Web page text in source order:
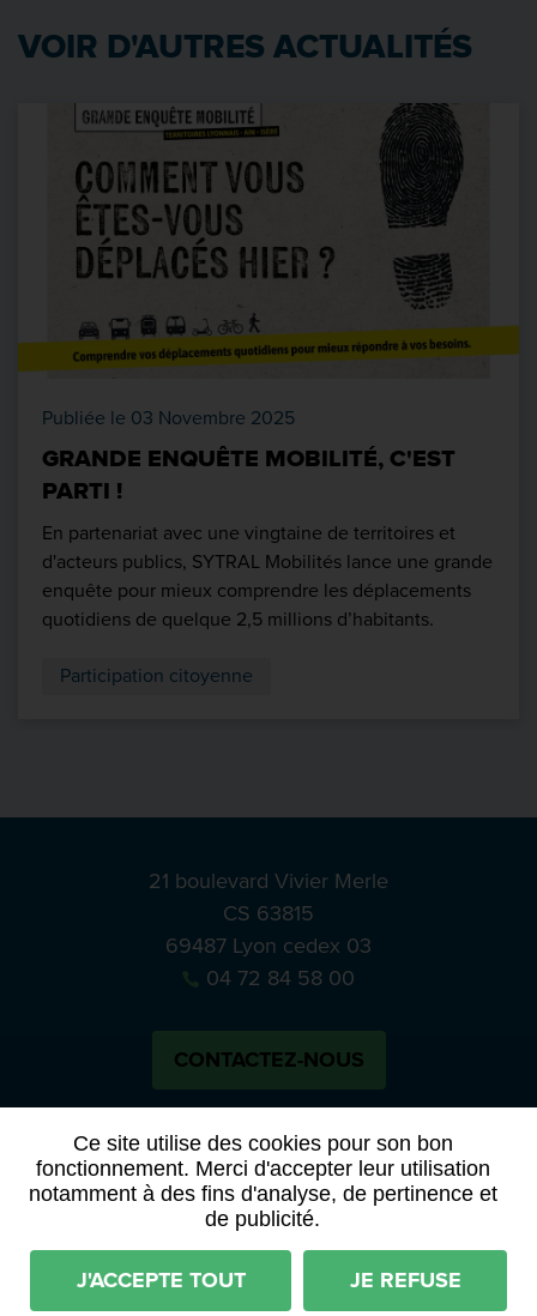
Ce site utilise des cookies pour son bon
fonctionnement. Merci d'accepter leur utilisation
notamment à des fins d'analyse, de pertinence et
de publicité.
J'ACCEPTE TOUT JE REFUSE
VOIR D'AUTRES ACTUALITÉS
Publiée le 03 Novembre 2025
GRANDE ENQUÊTE MOBILITÉ, C'EST
PARTI !
En partenariat avec une vingtaine de territoires et
d'acteurs publics, SYTRAL Mobilités lance une grande
enquête pour mieux comprendre les déplacements
quotidiens de quelque 2,5 millions d’habitants.
Participation citoyenne
21 boulevard Vivier Merle
CS 63815
69487 Lyon cedex 03
04 72 84 58 00
CONTACTEZ-NOUS
BlueskyNotre
APPELS À MANIFESTATION D’INTÉRÊT
ACTES ET DÉLIBÉRATIONS
Mentions légales RGPD Plan du site